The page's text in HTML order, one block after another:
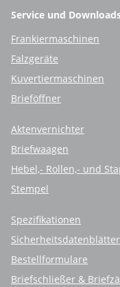
Service und
Frankiermaschinen
Falzgeräte
Kuvertiermaschinen
Brieföffner
Aktenvernichter
Briefwaagen
Hebel,- Rollen,- und
Stempel
Spezifikationen
Sicherheitsdatenblätter
Bestellformulare
Briefschließer &